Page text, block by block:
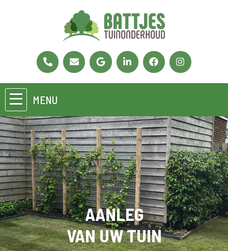
MENU
AANLEG
VAN UW TUIN